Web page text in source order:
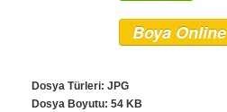
Boya Online
Dosya Türleri: JPG
Dosya Boyutu: 54 KB